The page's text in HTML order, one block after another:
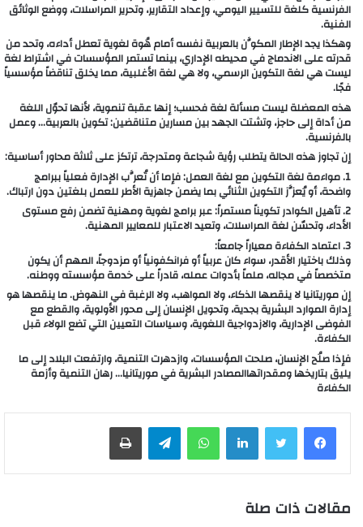
الفرنسية كلغة للتسيير اليومي، وإعداد التقارير، وتحرير المراسلات، ووضع الوثائق
الفنية.
وهكذا يجد الإطار المكوَّن بالعربية نفسه أمام هُوة لغوية تعطل أداءه، وتحد من
قدرته على الاندماج في محيطه الإداري، بينما تستمر المؤسسات في اشتراط لغة
ليست هي لغة التكوين الرسمي، ولا هي لغة الأغلبية، مما يخلق تناقضاً مؤسسياً
فجًا.
هذه المعضلة ليست مسألة لغة فحسب؛ إنها عقبة تنموية، لأنها تحوّل اللغة
من أداة إلى حاجز، وتشتت الجهد بين مسارين متناقضين: تكوين بالعربية… وعمل
بالفرنسية.
إن تجاوز هذه الحالة يتطلب رؤية شجاعة ومتدرجة، ترتكز على ثلاثة محاور أساسية:
1. مواءمة لغة التكوين مع لغة العمل: فإما أن تُعرَّب الإدارة فعلياً ببرامج
واضحة، أو يُعزَّز التكوين الثنائي بما يضمن جاهزية الأطر للعمل بلغتين دون ارتباك.
2. تأهيل الكوادر تكويناً مستمراً: عبر برامج لغوية ومهنية تضمن رفع مستوى
الأداء، وتحسّن لغة المراسلات، وتعيد الاعتبار للمعايير المهنية.
3. اعتماد الكفاءة معياراً جامعاً:
وذلك باختيار الأقدر، سواء كان عربياً أو فرانكفونياً أو مزدوجاً، المهم أن يكون
متخصصاً في مجاله، ملماً بأدوات عمله، قادراً على خدمة مؤسسته ووطنه.
إن موريتانيا لا ينقصها الذكاء، ولا المواهب، ولا الرغبة في النهوض. ما ينقصها هو
إدارة الموارد البشرية بجدية، وتحويل الإنسان إلى محور الأولوية، والقطع مع
الفوضى الإدارية، والازدواجية اللغوية، وسياسات التعيين التي تضع الولاء قبل
الكفاءة.
فإذا صلُح الإنسان، صلحت المؤسسات، وازدهرت التنمية، وارتفعت البلاد إلى ما
يليق بتاريخها ومقدراتهاالمصادر البشرية في موريتانيا… رهان التنمية وأزمة
الكفاءة
لينكدإن واتساب
مقالات ذات صلة